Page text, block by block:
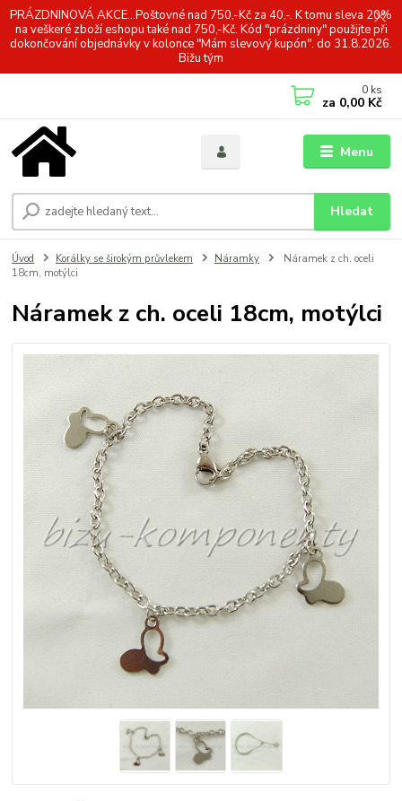
PRÁZDNINOVÁ AKCE...Poštovné nad 750,-Kč za 40,-. K tomu sleva 20%
na veškeré zboží eshopu také nad 750,-Kč. Kód "prázdniny" použijte při
dokončování objednávky v kolonce "Mám slevový kupón". do 31.8.2026.
Bižu tým
Menu
Hledat
0 ks
za 0,00 Kč
Úvod Korálky se širokým průvlekem Náramky
Náramek z ch. oceli
18cm, motýlci
Náramek z ch. oceli 18cm, motýlci